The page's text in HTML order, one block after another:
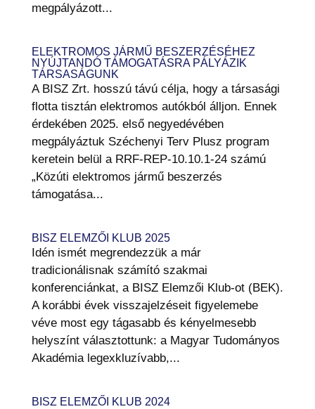
megpályázott...
ELEKTROMOS JÁRMŰ BESZERZÉSÉHEZ
NYÚJTANDÓ TÁMOGATÁSRA PÁLYÁZIK
TÁRSASÁGUNK
A BISZ Zrt. hosszú távú célja, hogy a társasági
flotta tisztán elektromos autókból álljon. Ennek
érdekében 2025. első negyedévében
megpályáztuk Széchenyi Terv Plusz program
keretein belül a RRF-REP-10.10.1-24 számú
„Közúti elektromos jármű beszerzés
támogatása...
BISZ ELEMZŐI KLUB 2025
​Idén ismét megrendezzük a már
tradicionálisnak számító szakmai
konferenciánkat, a BISZ Elemzői Klub-ot (BEK).
A korábbi évek visszajelzéseit figyelemebe
véve most egy tágasabb és kényelmesebb
helyszínt választottunk: a Magyar Tudományos
Akadémia legexkluzívabb,...
BISZ ELEMZŐI KLUB 2024